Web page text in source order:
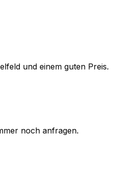
und einem guten Preis.
noch anfragen.